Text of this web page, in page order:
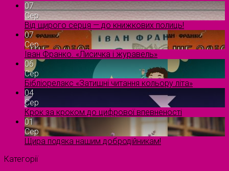
07
Сер
Від щирого серця — до книжкових полиць!
07
Сер
Іван Франко. «Лисичка і журавель»
06
Сер
Бібліорелакс «Затишні читання кольору літа»
04
Сер
Крок за кроком до цифрової впевненості
01
Сер
Щира подяка нашим добродійникам!
Категорії